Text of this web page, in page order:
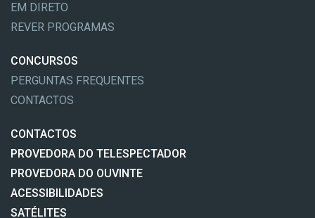
EM DIRETO
REVER PROGRAMAS
CONCURSOS
PERGUNTAS FREQUENTES
CONTACTOS
CONTACTOS
PROVEDORA DO TELESPECTADOR
PROVEDORA DO OUVINTE
ACESSIBILIDADES
SATÉLITES